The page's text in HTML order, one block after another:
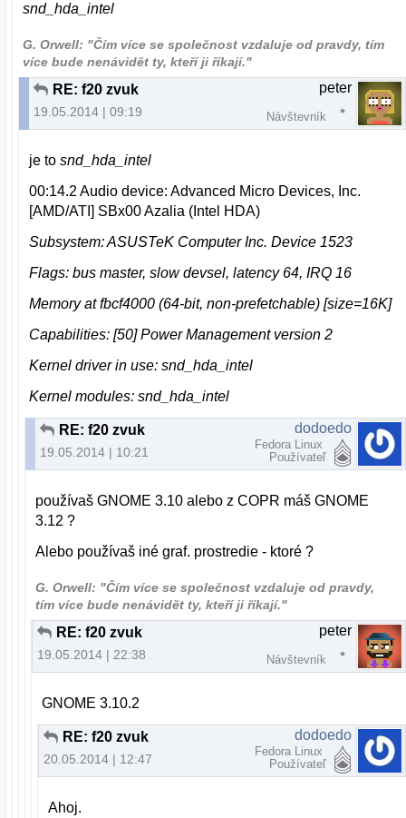
snd_hda_intel
G. Orwell: "Čím více se společnost vzdaluje od pravdy, tím
více bude nenávidět ty, kteří ji říkají."
RE: f20 zvuk
19.05.2014 | 09:19
peter
Návštevník
je tosnd_hda_intel
00:14.2 Audio device: Advanced Micro Devices, Inc.
[AMD/ATI] SBx00 Azalia (Intel HDA)
Subsystem: ASUSTeK Computer Inc. Device 1523
Flags: bus master, slow devsel, latency 64, IRQ 16
Memory at fbcf4000 (64-bit, non-prefetchable) [size=16K]
Capabilities: [50] Power Management version 2
Kernel driver in use: snd_hda_intel
Kernel modules: snd_hda_intel
RE: f20 zvuk
19.05.2014 | 10:21
dodoedo
Fedora Linux
Používateľ
používaš GNOME 3.10 alebo z COPR máš GNOME
3.12 ?
Alebo používaš iné graf. prostredie - ktoré ?
G. Orwell: "Čím více se společnost vzdaluje od pravdy,
tím více bude nenávidět ty, kteří ji říkají."
RE: f20 zvuk
19.05.2014 | 22:38
peter
Návštevník
GNOME 3.10.2
RE: f20 zvuk
20.05.2014 | 12:47
dodoedo
Fedora Linux
Používateľ
Ahoj.